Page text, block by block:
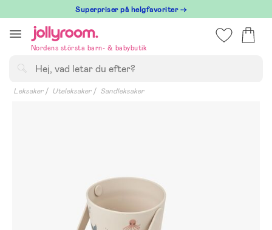
till
innehållet
Superpriser på helgfavoriter →
Nordens största barn- & babybutik
Leksaker Uteleksaker Sandleksaker